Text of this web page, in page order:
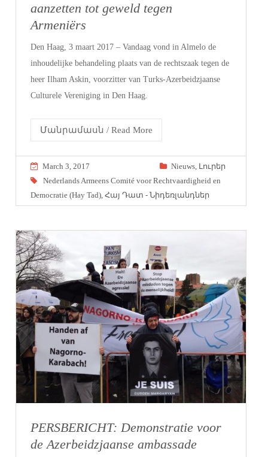
aanzetten tot geweld tegen
Armeniërs
Den Haag, 3 maart 2017 – Vandaag vond in Almelo de
inhoudelijke behandeling plaats van de rechtszaak tegen de
heer Ilham Askin, voorzitter van Turks-Azerbeidzjaanse
Culturele Vereniging in Den Haag.
Մանրամասն / Read More
March 3, 2017 Nieuws, Լուրեր
Nederlands Armeens Comité voor Rechtvaardigheid en
Democratie (Hay Tad),Հայ Դատ - Նիդեռլանդներ
PERSBERICHT: Demonstratie voor
de Azerbeidzjaanse ambassade